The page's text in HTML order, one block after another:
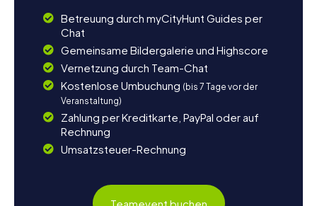
Betreuung durch myCityHunt Guides per
Chat
Gemeinsame Bildergalerie und Highscore
Vernetzung durch Team-Chat
Kostenlose Umbuchung (bis 7 Tage vor der
Veranstaltung)
Zahlung per Kreditkarte, PayPal oder auf
Rechnung
Umsatzsteuer-Rechnung